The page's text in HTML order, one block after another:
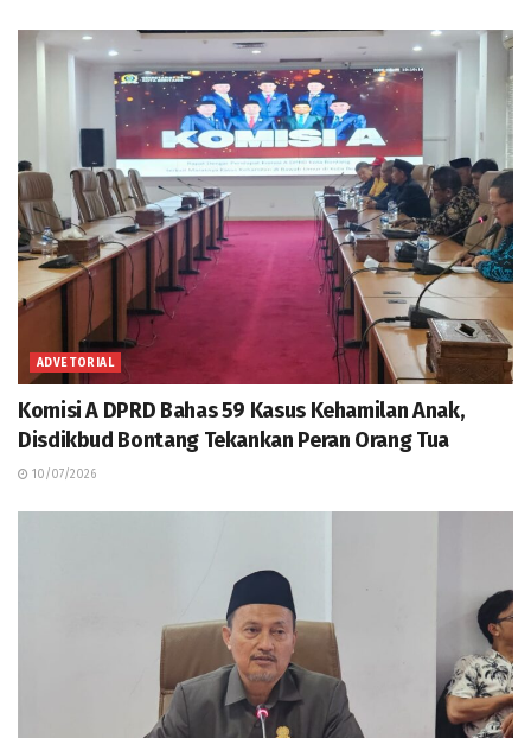
ADVETORIAL
Komisi A DPRD Bahas 59 Kasus Kehamilan Anak,
Disdikbud Bontang Tekankan Peran Orang Tua
10/07/2026